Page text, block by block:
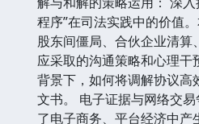
程序”在司法实践中的价值
股东间僵局、合伙企业清
应采取的沟通策略和心理干
背景下，如何将调解协议
文书。 电子证据与网络交
了电子商务、平台经济中产